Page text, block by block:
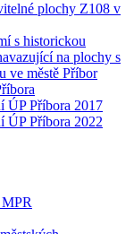
plochy Z108 v
s historickou
na plochy s
ve městě Příbor
ÚP Příbora 2017
ÚP Příbora 2022